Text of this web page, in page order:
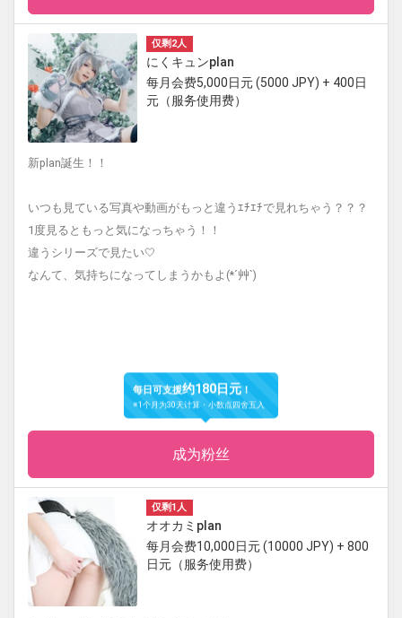
仅剩2人
にくキュンplan
每月会费5,000日元 (5000 JPY) + 400日
元（服务使用费）
新plan誕生！！
いつも見ている写真や動画がもっと違うｴﾁｴﾁで見れちゃう？？？
1度見るともっと気になっちゃう！！
違うシリーズで見たい🤍
なんて、気持ちになってしまうかもよ(*´艸`)
每日可支援约180日元 ！
※1个月为30天计算・小数点四舍五入
成为粉丝
仅剩1人
オオカミplan
每月会费10,000日元 (10000 JPY) + 800
日元（服务使用费）